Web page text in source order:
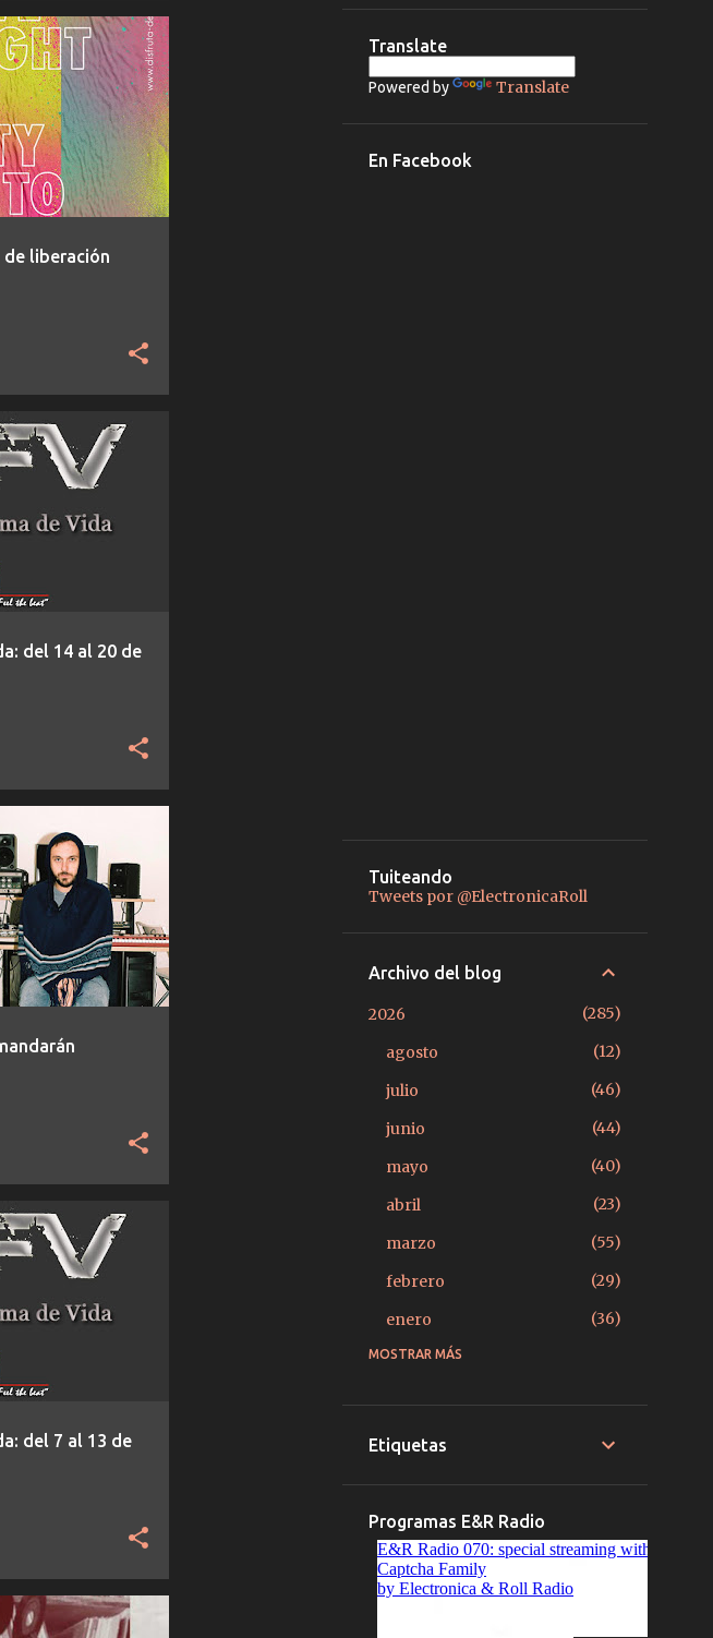
liberación
del 14 al 20 de
2018
del 7 al 13 de
Translate
Powered by Translate
En Facebook
Tuiteando
Tweets por @ElectronicaRoll
Archivo del blog
2026
285
agosto
12
julio
46
junio
44
mayo
40
abril
23
marzo
55
febrero
29
enero
36
2025
noviembre
septiembre
agosto
20
julio
MOSTRAR MÁS
Etiquetas
Programas E&R Radio